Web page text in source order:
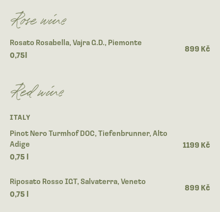
Rose wine
Rosato Rosabella, Vajra G.D., Piemonte
0,75l
899 Kč
Red wine
ITALY
Pinot Nero Turmhof DOC, Tiefenbrunner, Alto
Adige
0,75 l
1199 Kč
Riposato Rosso IGT, Salvaterra, Veneto
0,75 l
899 Kč